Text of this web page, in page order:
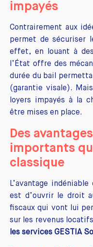
impayés
Contrairement aux
permet de sécuriser
effet, en louant à
l’État offre des
durée du bail
(garantie visale).
loyers impayés à la
être mises en place.
Des
importants
classique
L’avantage
est d’ouvrir le droit
fiscaux qui vont lui
sur les revenus
les services GESTIA